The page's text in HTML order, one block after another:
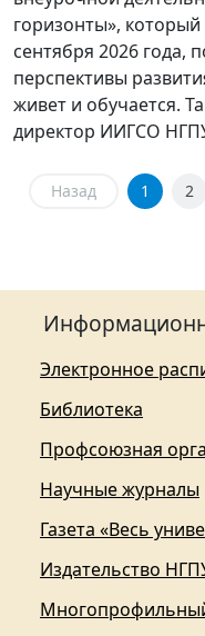
горизонты»,
сентября 2026 года,
перспективы
живет и обучается.
директор ИИГСО
Назад 1 2
Электронное
Библиотека
Профсоюзная
Научные журналы
Газета «Весь
Издательство